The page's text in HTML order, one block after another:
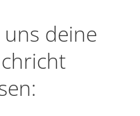
deine